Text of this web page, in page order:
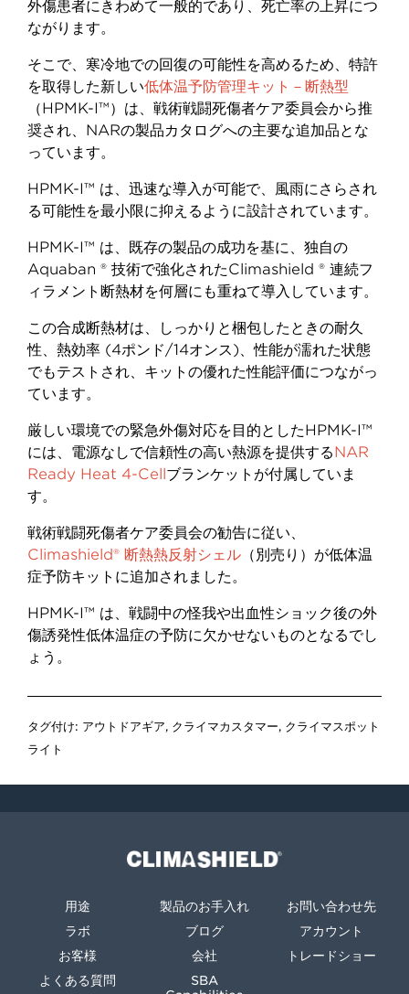
外傷患者にきわめて一般的であり、死亡率の上昇につ
ながります。
そこで、寒冷地での回復の可能性を高めるため、特許
を取得した新しい低体温予防管理キット－断熱型
（HPMK-I™）は、戦術戦闘死傷者ケア委員会から推
奨され、 NARの製品カタログへの主要な追加品とな
っています。
HPMK-I™ は、迅速な導入が可能で、風雨にさらされ
る可能性を最小限に抑えるように設計されています。
HPMK-I™ は、既存の製品の成功を基に、独自の
Aquaban ® 技術で強化されたClimashield ® 連続フ
ィラメント断熱材を何層にも重ねて導入しています。
この合成断熱材は、しっかりと梱包したときの耐久
性、熱効率 (4ポンド/14オンス)、性能が濡れた状態
でもテストされ、キットの優れた性能評価につながっ
ています。
厳しい環境での緊急外傷対応を目的としたHPMK-I™
には、電源なしで信頼性の高い熱源を提供するNAR
Ready Heat 4-Cellブランケットが付属していま
す。
戦術戦闘死傷者ケア委員会の勧告に従い、
Climashield® 断熱熱反射シェル （別売り）が低体温
症予防キットに追加されました。
HPMK-I™ は、戦闘中の怪我や出血性ショック後の外
傷誘発性低体温症の予防に欠かせないものとなるでし
ょう。
タグ付け: アウトドアギア, クライマカスタマー, クライマスポット
ライト
Climashield®
用途
ラボ
お客様
よくある質問
製品のお手入れ
ブログ
会社
SBA
お問い合わせ先
アカウント
トレードショー